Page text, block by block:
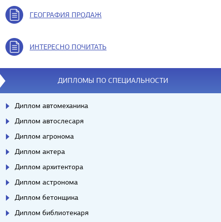
ГЕОГРАФИЯ ПРОДАЖ
ИНТЕРЕСНО ПОЧИТАТЬ
ДИПЛОМЫ ПО СПЕЦИАЛЬНОСТИ
Диплом автомеханика
Диплом автослесаря
Диплом агронома
Диплом актера
Диплом архитектора
Диплом астронома
Диплом бетонщика
Диплом библиотекаря